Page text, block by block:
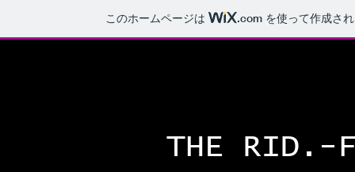
このホームページは .com を使って作成さ
THE